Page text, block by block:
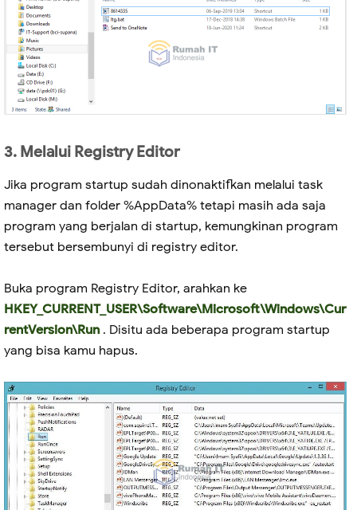
3. Melalui Registry Editor
Jika program startup sudah dinonaktifkan melalui task
manager dan folder %AppData% tetapi masih ada saja
program yang berjalan di startup, kemungkinan program
tersebut bersembunyi di registry editor.
Buka program Registry Editor, arahkan ke
HKEY_CURRENT_USER\Software\Microsoft\Windows\Cur
rentVersion\Run . Disitu ada beberapa program startup
yang bisa kamu hapus.